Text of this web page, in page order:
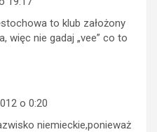
to klub założony
więc nie gadaj „vee” co to
o 0:20
niemieckie,ponieważ